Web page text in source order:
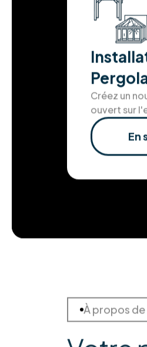
Créez un
ouvert sur
En
À propos de